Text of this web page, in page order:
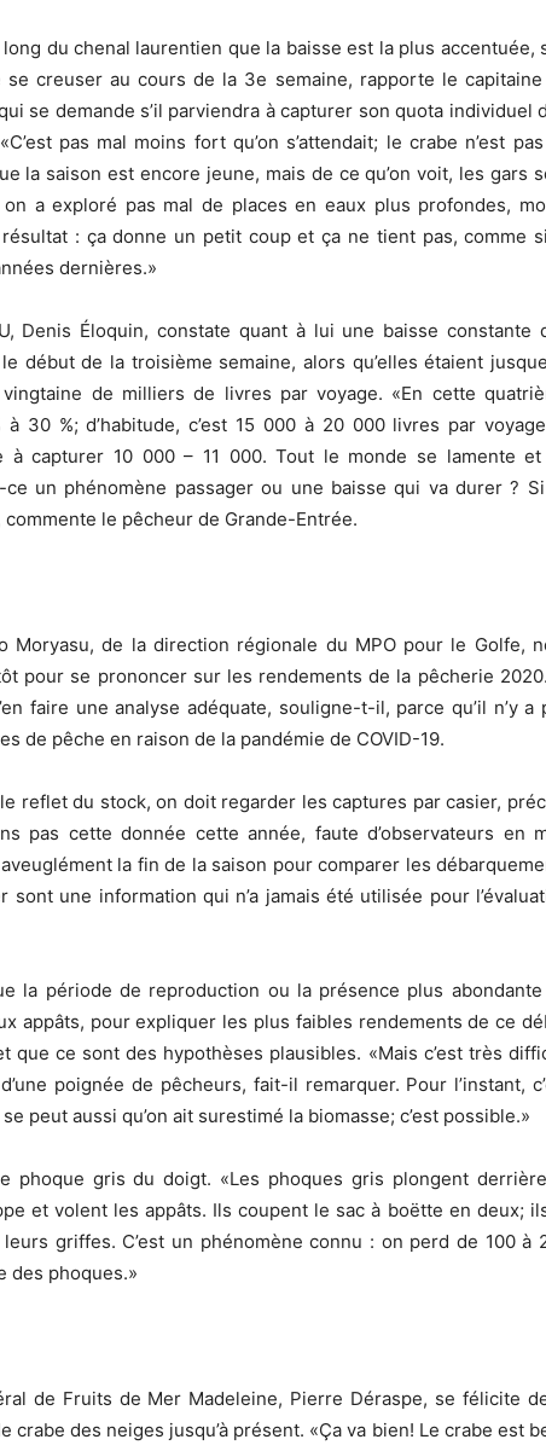
long du chenal laurentien que la baisse est la plus accentuée,
se creuser au cours de la 3e semaine, rapporte le
se demande s’il parviendra à capturer son quota individuel
pas mal moins fort qu’on s’attendait; le crabe n’est
la saison est encore jeune, mais de ce qu’on voit, les gars
a exploré pas mal de places en eaux plus profondes,
: ça donne un petit coup et ça ne tient pas, comme
dernières.»
Denis Éloquin, constate quant à lui une baisse constante
début de la troisième semaine, alors qu’elles étaient
de milliers de livres par voyage. «En cette
30 %; d’habitude, c’est 15 000 à 20 000 livres par
à capturer 10 000 – 11 000. Tout le monde se lamente
un phénomène passager ou une baisse qui va durer ?
le pêcheur de Grande-Entrée.
Moryasu, de la direction régionale du MPO pour le Golfe,
pour se prononcer sur les rendements de la pêcherie
faire une analyse adéquate, souligne-t-il, parce qu’il n’y a
de pêche en raison de la pandémie de COVID-19.
reflet du stock, on doit regarder les captures par casier,
pas cette donnée cette année, faute d’observateurs en
la fin de la saison pour comparer les
sont une information qui n’a jamais été utilisée pour
la période de reproduction ou la présence plus
appâts, pour expliquer les plus faibles rendements de ce
que ce sont des hypothèses plausibles. «Mais c’est très
poignée de pêcheurs, fait-il remarquer. Pour l’instant,
peut aussi qu’on ait surestimé la biomasse; c’est possible.»
phoque gris du doigt. «Les phoques gris plongent
et volent les appâts. Ils coupent le sac à boëtte en deux;
griffes. C’est un phénomène connu : on perd de 100 à
des phoques.»
de Fruits de Mer Madeleine, Pierre Déraspe, se félicite
crabe des neiges jusqu’à présent. «Ça va bien! Le crabe est